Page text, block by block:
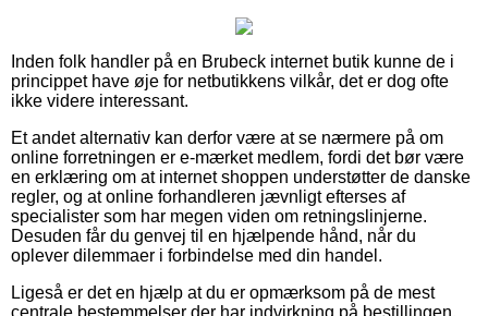
Inden folk handler på en Brubeck internet butik kunne de i
princippet have øje for netbutikkens vilkår, det er dog ofte
ikke videre interessant.
Et andet alternativ kan derfor være at se nærmere på om
online forretningen er e-mærket medlem, fordi det bør være
en erklæring om at internet shoppen understøtter de danske
regler, og at online forhandleren jævnligt efterses af
specialister som har megen viden om retningslinjerne.
Desuden får du genvej til en hjælpende hånd, når du
oplever dilemmaer i forbindelse med din handel.
Ligeså er det en hjælp at du er opmærksom på de mest
centrale bestemmelser der har indvirkning på bestillingen,